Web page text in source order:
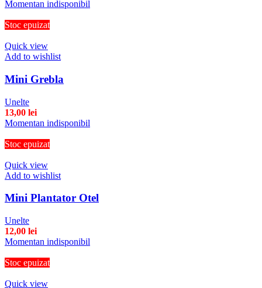
Momentan indisponibil
Stoc epuizat
Quick view
Add to wishlist
Mini Grebla
Unelte
13,00 lei
Momentan indisponibil
Stoc epuizat
Quick view
Add to wishlist
Mini Plantator Otel
Unelte
12,00 lei
Momentan indisponibil
Stoc epuizat
Quick view